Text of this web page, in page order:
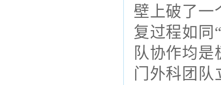
壁上破了一
复过程如同
队协作均
门外科团队